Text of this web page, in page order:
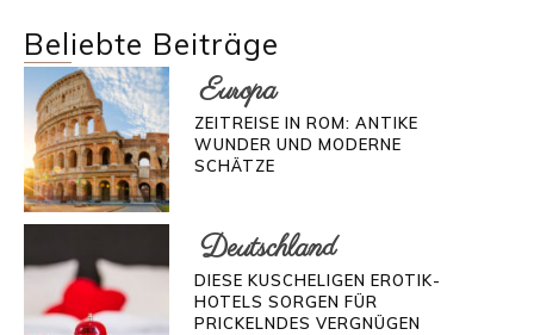
Beliebte Beiträge
Europa
ZEITREISE IN ROM: ANTIKE
WUNDER UND MODERNE
SCHÄTZE
Deutschland
DIESE KUSCHELIGEN EROTIK-
HOTELS SORGEN FÜR
PRICKELNDES VERGNÜGEN